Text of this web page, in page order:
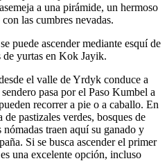
a una pirámide, un hermoso
las cumbres nevadas.
puede ascender mediante esquí de
de yurtas en Kok Jayik.
el valle de Yrdyk conduce a
pasa por el Paso Kumbel a
recorrer a pie o a caballo. En
pastizales verdes, bosques de
traen aquí su ganado y
Si se busca ascender el primer
una excelente opción, incluso